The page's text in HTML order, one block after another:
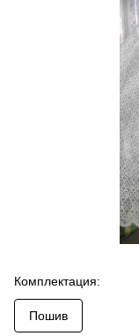
Комплектация:
Пошив